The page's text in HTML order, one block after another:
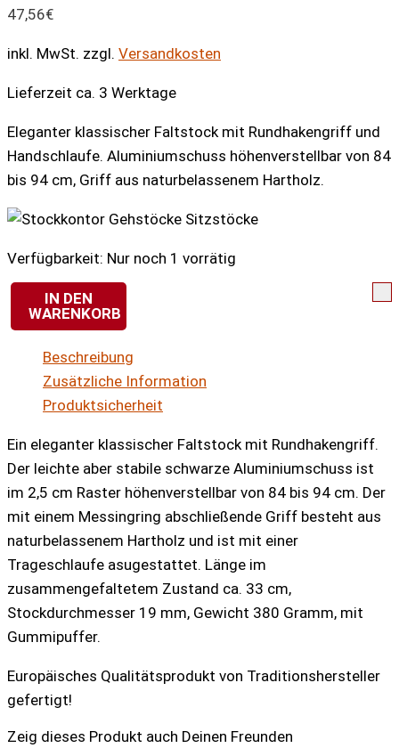
47,56€
inkl. MwSt. zzgl. Versandkosten
Lieferzeit ca. 3 Werktage
Eleganter klassischer Faltstock mit Rundhakengriff und
Handschlaufe. Aluminiumschuss höhenverstellbar von 84
bis 94 cm, Griff aus naturbelassenem Hartholz.
Verfügbarkeit: Nur noch 1 vorrätig
Faltstock
Holz-
Rundhakengriff
schwarz
Menge
IN DEN
WARENKORB
Beschreibung
Zusätzliche Information
Produktsicherheit
Ein eleganter klassischer Faltstock mit Rundhakengriff.
Der leichte aber stabile schwarze Aluminiumschuss ist
im 2,5 cm Raster höhenverstellbar von 84 bis 94 cm. Der
mit einem Messingring abschließende Griff besteht aus
naturbelassenem Hartholz und ist mit einer
Trageschlaufe asugestattet. Länge im
zusammengefaltetem Zustand ca. 33 cm,
Stockdurchmesser 19 mm, Gewicht 380 Gramm, mit
Gummipuffer.
Europäisches Qualitätsprodukt von Traditionshersteller
gefertigt!
Zeig dieses Produkt auch Deinen Freunden